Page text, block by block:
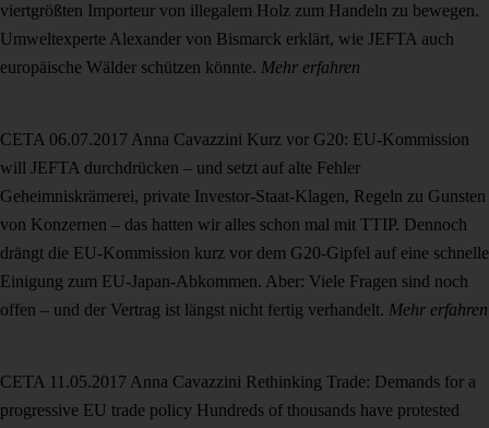
viertgrößten Importeur von illegalem Holz zum Handeln zu bewegen.
Umweltexperte Alexander von Bismarck erklärt, wie JEFTA auch
europäische Wälder schützen könnte. Mehr erfahren
CETA 06.07.2017 Anna Cavazzini Kurz vor G20: EU-Kommission
will JEFTA durchdrücken – und setzt auf alte Fehler
Geheimniskrämerei, private Investor-Staat-Klagen, Regeln zu Gunsten
von Konzernen – das hatten wir alles schon mal mit TTIP. Dennoch
drängt die EU-Kommission kurz vor dem G20-Gipfel auf eine schnelle
Einigung zum EU-Japan-Abkommen. Aber: Viele Fragen sind noch
offen – und der Vertrag ist längst nicht fertig verhandelt. Mehr erfahren
CETA 11.05.2017 Anna Cavazzini Rethinking Trade: Demands for a
progressive EU trade policy Hundreds of thousands have protested